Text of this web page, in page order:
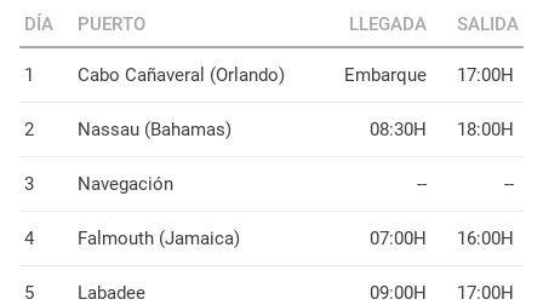
DÍA PUERTO LLEGADA SALIDA
1 Cabo Cañaveral (Orlando) Embarque 17:00H
2 Nassau (Bahamas) 08:30H 18:00H
3 Navegación -- --
4 Falmouth (Jamaica) 07:00H 16:00H
5 Labadee 09:00H 17:00H